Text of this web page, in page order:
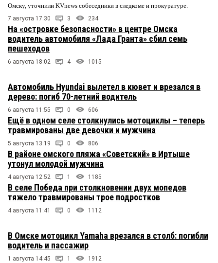
Омску, уточнили KVnews собеседники в следкоме и прокуратуре.
7 августа 17:30 3 234
На «островке безопасности» в центре Омска
водитель автомобиля «Лада Гранта» сбил семь
пешеходов
6 августа 18:02 4 1015
Автомобиль Hyundai вылетел в кювет и врезался в
дерево: погиб 70-летний водитель
6 августа 11:55 0 606
Ещё в одном селе столкнулись мотоциклы – теперь
травмированы две девочки и мужчина
5 августа 13:19 0 806
В районе омского пляжа «Советский» в Иртыше
утонул молодой мужчина
4 августа 12:52 1 1185
В селе Победа при столкновении двух мопедов
тяжело травмированы трое подростков
4 августа 11:41 0 1112
В Омске мотоцикл Yamaha врезался в столб: погибли
водитель и пассажир
1 августа 14:45 1 1912